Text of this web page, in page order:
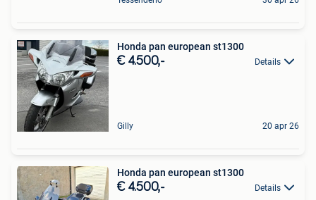
Honda pan european st1300
€ 4.500,- Details
Gilly 20 apr 26
Honda pan european st1300
€ 4.500,- Details